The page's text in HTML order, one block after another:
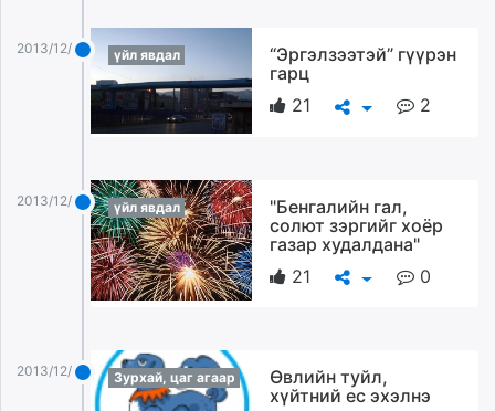
2013/12/21 үйл явдал
“Эргэлзээтэй” гүүрэн
гарц
21
2
2013/12/21 үйл явдал
"Бенгалийн гал,
солют зэргийг хоёр
газар худалдана"
21
0
2013/12/21 Зурхай, цаг агаар
Өвлийн туйл,
хүйтний ес эхэлнэ